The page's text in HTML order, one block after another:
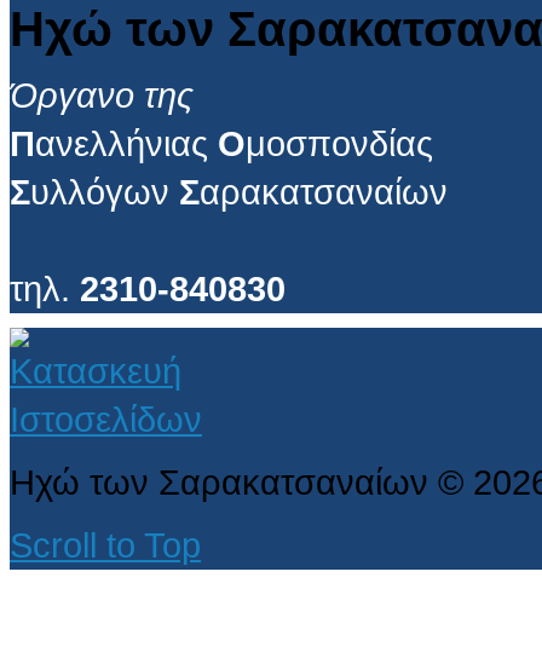
Ηχώ των
Όργανο της
Πανελλήνιας Ομοσπονδίας
Συλλόγων Σαρακατσαναίων
τηλ. 2310-840830
Ηχώ των Σαρακατσαναίων ©
Scroll to Top